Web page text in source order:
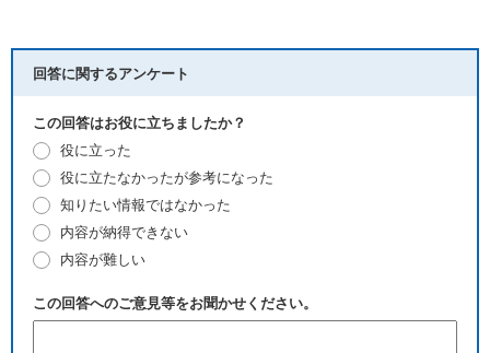
回答に関するアンケート
この回答はお役に立ちましたか？
役に立った
役に立たなかったが参考になった
知りたい情報ではなかった
内容が納得できない
内容が難しい
この回答へのご意見等をお聞かせください。